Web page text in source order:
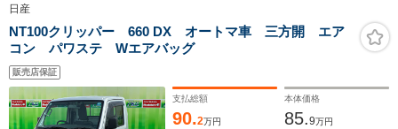
日産
NT100クリッパー 660 DX オートマ車 三方開 エア
コン パワステ Wエアバッグ
販売店保証
支払総額
90.2万円
本体価格
85.9万円